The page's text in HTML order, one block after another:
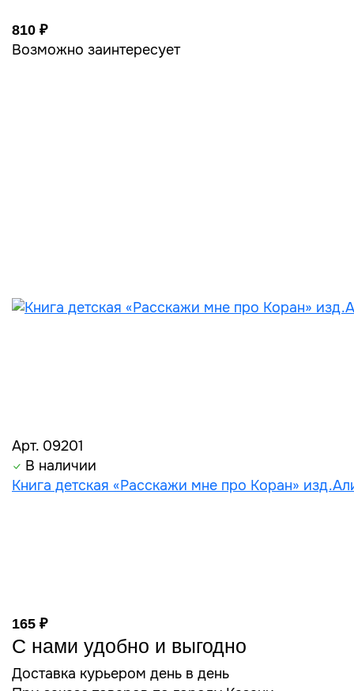
810 ₽
Возможно заинтересует
Арт. 09201
В наличии
Книга детская «Расскажи мне про Коран»
165 ₽
С нами удобно и выгодно
Доставка курьером день в день